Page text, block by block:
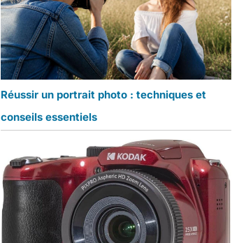
Réussir un portrait photo : techniques et
conseils essentiels